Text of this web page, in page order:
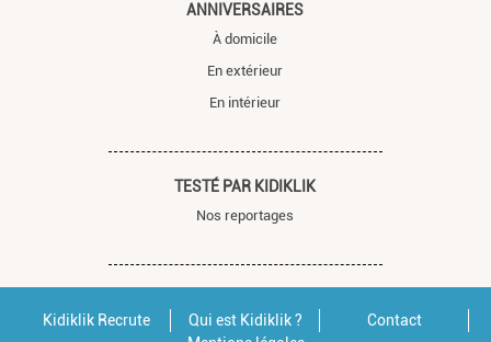
ANNIVERSAIRES
À domicile
En extérieur
En intérieur
TESTÉ PAR KIDIKLIK
Nos reportages
Kidiklik Recrute Qui est Kidiklik ?
Contact